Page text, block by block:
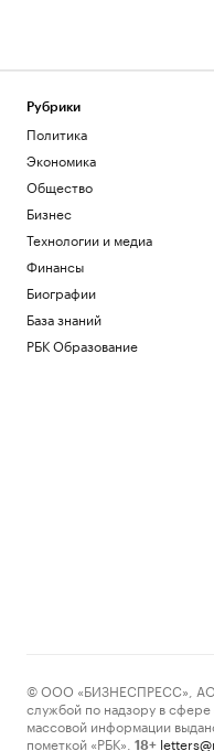
Рубрики
Политика
Экономика
Общество
Бизнес
Технологии и медиа
Финансы
Биографии
База знаний
РБК Образование
© ООО «БИЗНЕСПРЕСС», АО
службой по надзору в
массовой информации
пометкой «РБК».
18+